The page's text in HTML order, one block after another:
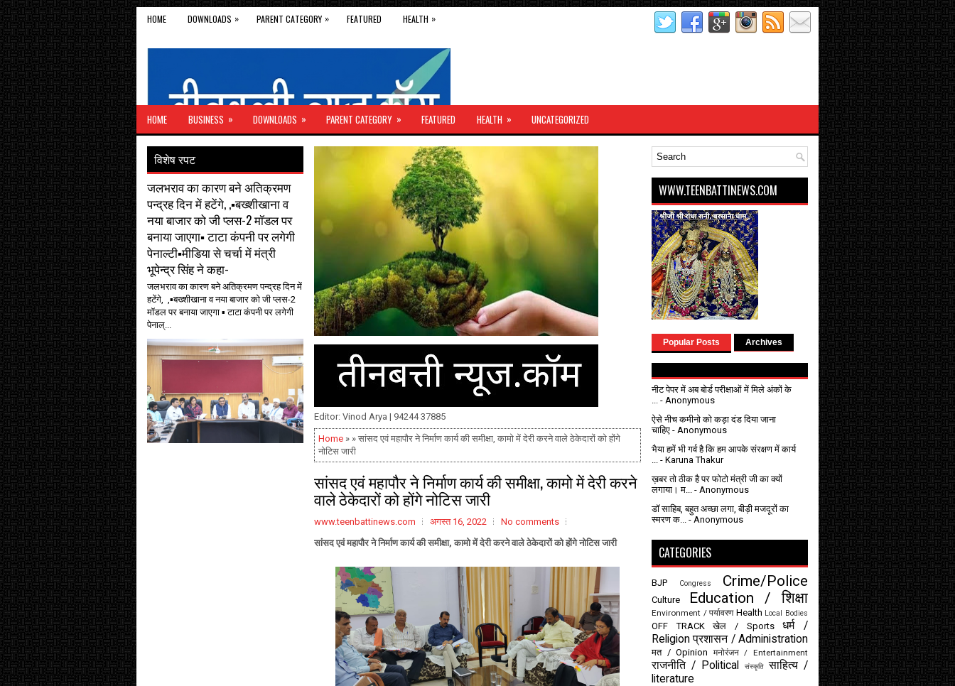
HOME DOWNLOADS » PARENT CATEGORY » FEATURED HEALTH »
HOME BUSINESS » DOWNLOADS » PARENT CATEGORY » FEATURED HEALTH » UNCATEGORIZED
Editor: Vinod Arya | 94244 37885
Home » » सांसद एवं महापौर ने निर्माण कार्य की समीक्षा, कामो में देरी करने वाले ठेकेदारों को होंगे
नोटिस जारी
सांसद एवं महापौर ने निर्माण कार्य की समीक्षा, कामो में देरी करने
वाले ठेकेदारों को होंगे नोटिस जारी
www.teenbattinews.com अगस्त 16, 2022
No comments
सांसद एवं महापौर ने निर्माण कार्य की समीक्षा, कामो में देरी करने वाले ठेकेदारों को होंगे नोटिस जारी
विशेष रपट
जलभराव का कारण बने अतिक्रमण
पन्द्रह दिन में हटेंगे, ,▪️बख्शीखाना व
नया बाजार को जी प्लस-2 मॉडल पर
बनाया जाएगा▪️ टाटा कंपनी पर लगेगी
पेनाल्टी▪️मीडिया से चर्चा में मंत्री
भूपेन्द्र सिंह ने कहा-
जलभराव का कारण बने अतिक्रमण पन्द्रह दिन में
हटेंगे, ,▪️बख्शीखाना व नया बाजार को जी प्लस-2
मॉडल पर बनाया जाएगा ▪️ टाटा कंपनी पर लगेगी
पेनाल्...
WWW.TEENBATTINEWS.COM
Popular Posts Archives
नीट पेपर में अब बोर्ड परीक्षाओं में मिले अंकों के
... - Anonymous
ऐसे नीच कमीनो को कड़ा दंड दिया जाना
चाहिए - Anonymous
भैया हमें भी गर्व है कि हम आपके संरक्षण में कार्य
... - Karuna Thakur
ख़बर तो ठीक है पर फोटो मंत्री जी का क्यों
लगाया। म... - Anonymous
डॉ साहिब, बहुत अच्छा लगा, बीड़ी मजदूरों का
स्मरण क... - Anonymous
CATEGORIES
BJP Congress Crime/Police
Culture Education / शिक्षा
Environment / पर्यावरण Health Local Bodies
OFF TRACK खेल / Sports
धर्म /
Religion प्रशासन / Administration
मत / Opinion मनोरंजन / Entertainment
राजनीति / Political संस्कृति साहित्य /
literature